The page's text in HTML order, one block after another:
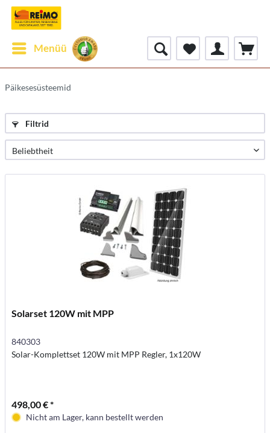
Menüü
Päikesesüsteemid
Filtrid
Solarset 120W mit MPP
840303
Solar-Komplettset 120W mit MPP Regler, 1x120W
498,00 € *
Nicht am Lager, kann bestellt werden